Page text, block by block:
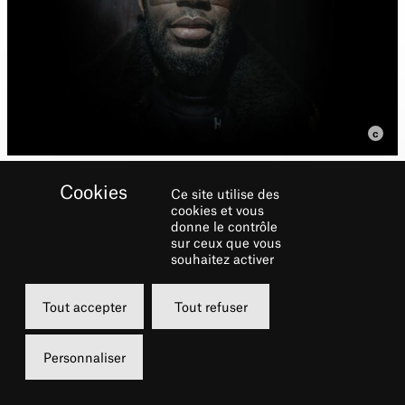
Biographie
Originaire de Strasbourg et plus
Matteo Falkone interprète
Foka dans Les Justes
Ce site utilise des
cookies et vous
donne le contrôle
sur ceux que vous
souhaitez activer
Tout accepter Tout refuser
Personnaliser